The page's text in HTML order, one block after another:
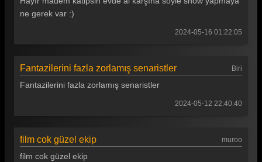
ne gerek var :)
2024-05-16 01:22:05
Fantazilerini fazla zorlamış senaristler Biri
Fantazilerini fazla zorlamış senaristler
2024-05-12 22:40:40
film cok güzel ekip muroo
film cok güzel ekip